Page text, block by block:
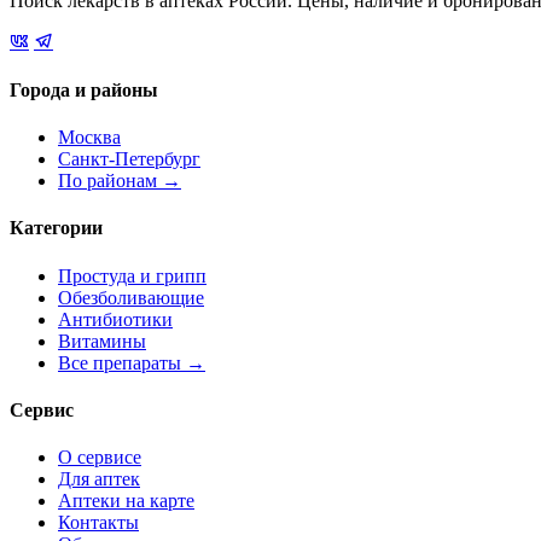
Города и районы
Москва
Санкт-Петербург
По районам →
Категории
Простуда и грипп
Обезболивающие
Антибиотики
Витамины
Все препараты →
Сервис
О сервисе
Для аптек
Аптеки на карте
Контакты